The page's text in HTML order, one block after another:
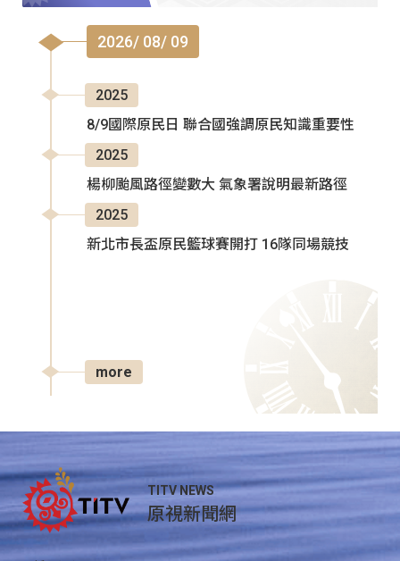
2026/ 08/ 09
2025
8/9國際原民日 聯合國強調原民知識重要性
2025
楊柳颱風路徑變數大 氣象署說明最新路徑
2025
新北市長盃原民籃球賽開打 16隊同場競技
more
TITV NEWS
原視新聞網